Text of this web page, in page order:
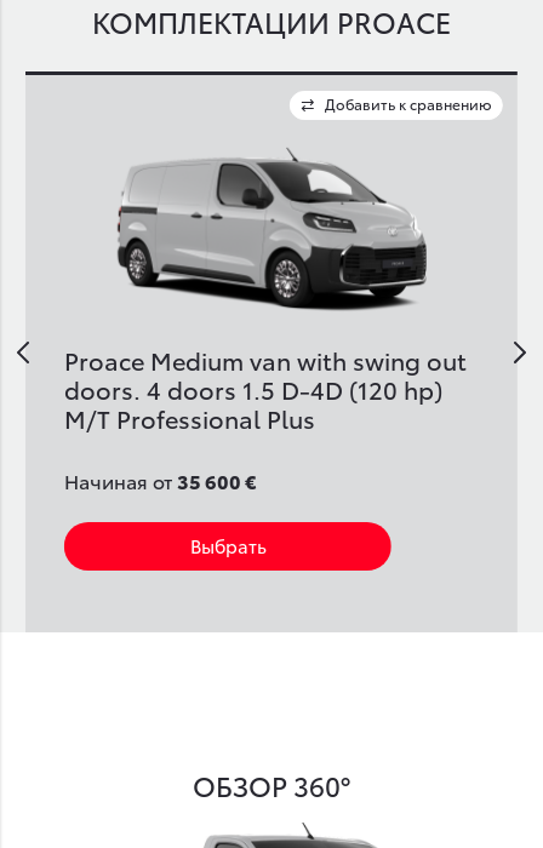
КОМПЛЕКТАЦИИ PROACE
Proace Medium van with swing out
doors. 4 doors 1.5 D-4D (120 hp)
M/T Professional Plus
Начиная от35 600 €
Выбрать
Добавить к сравнению
ОБЗОР 360°